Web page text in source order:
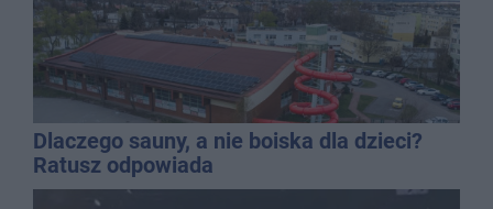
Dlaczego sauny, a nie boiska dla dzieci?
Ratusz odpowiada